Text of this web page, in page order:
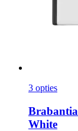
3 opties
Brabantia
White